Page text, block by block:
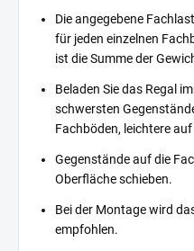
Die angegebene
für jeden einzelnen
ist die Summe der
Beladen Sie das Regal
schwersten
Fachböden, leichtere
Gegenstände auf die
Oberfläche schieben.
Bei der Montage wird
empfohlen.